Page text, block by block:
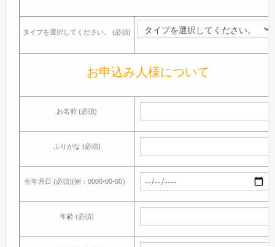
タイプを選択してください。 (必須)
お申込み人様について
お名前 (必須)
ふりがな (必須)
生年月日 (必須)(例：0000-00-00）
年齢 (必須)